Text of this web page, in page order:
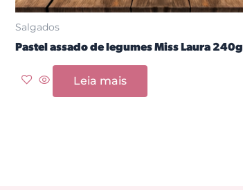
Salgados
Pastel assado de legumes Miss Laura 240g
Leia mais